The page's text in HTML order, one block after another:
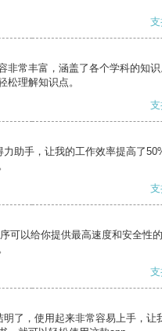
非常丰富，涵盖了各个学科的知
松理解知识点。
助手，让我的工作效率提高了
可以给你提供最高速度和安全性
了，使用起来非常容易上手，让